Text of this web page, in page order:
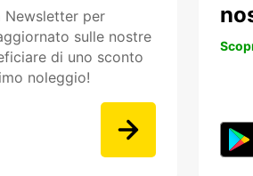
Newsletter per
sulle nostre
di uno sconto
noleggio!